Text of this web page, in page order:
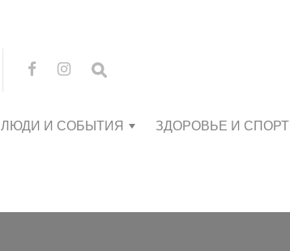
ЛЮДИ И СОБЫТИЯ ЗДОРОВЬЕ И СПОРТ